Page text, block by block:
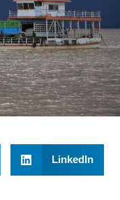
LinkedIn